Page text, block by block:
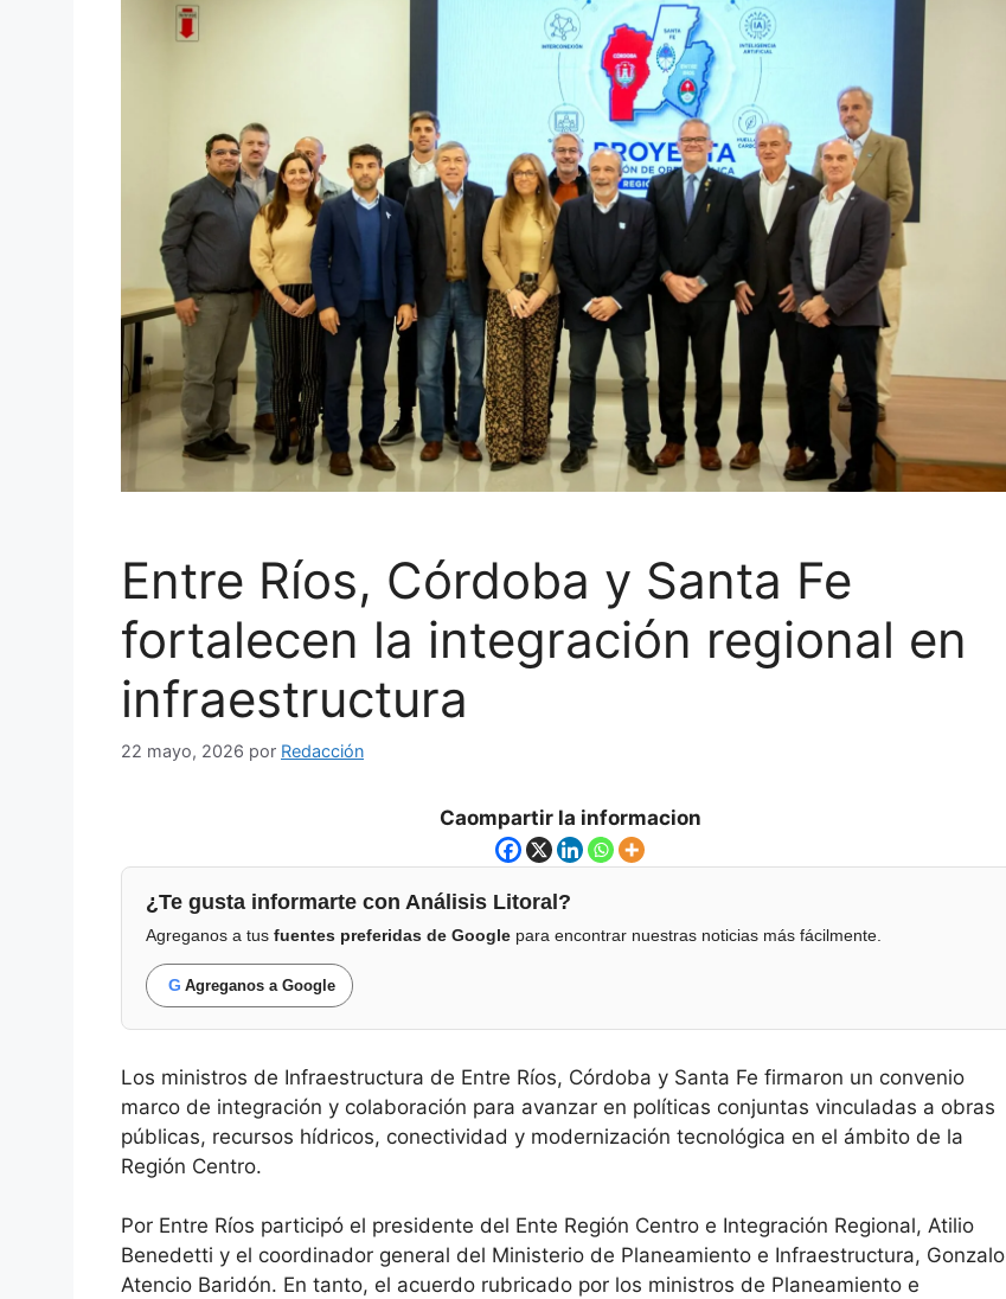
Entre Ríos, Córdoba y Santa Fe
fortalecen la integración regional en
infraestructura
22 mayo, 2026 por Redacción
Caompartir la informacion
¿Te gusta informarte con Análisis Litoral?
Agreganos a tus fuentes preferidas de Google para encontrar nuestras noticias más fácilmente.
G Agreganos a Google
Los ministros de Infraestructura de Entre Ríos, Córdoba y Santa Fe firmaron un convenio
marco de integración y colaboración para avanzar en políticas conjuntas vinculadas a obras
públicas, recursos hídricos, conectividad y modernización tecnológica en el ámbito de la
Región Centro.
Por Entre Ríos participó el presidente del Ente Región Centro e Integración Regional, Atilio
Benedetti y el coordinador general del Ministerio de Planeamiento e Infraestructura, Gonzalo
Atencio Baridón. En tanto, el acuerdo rubricado por los ministros de Planeamiento e